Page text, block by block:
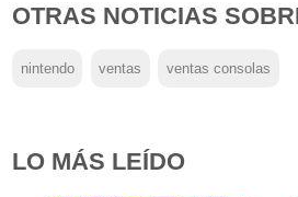
OTRAS NOTICIAS
nintendo ventas ventas consolas
LO MÁS LEÍDO